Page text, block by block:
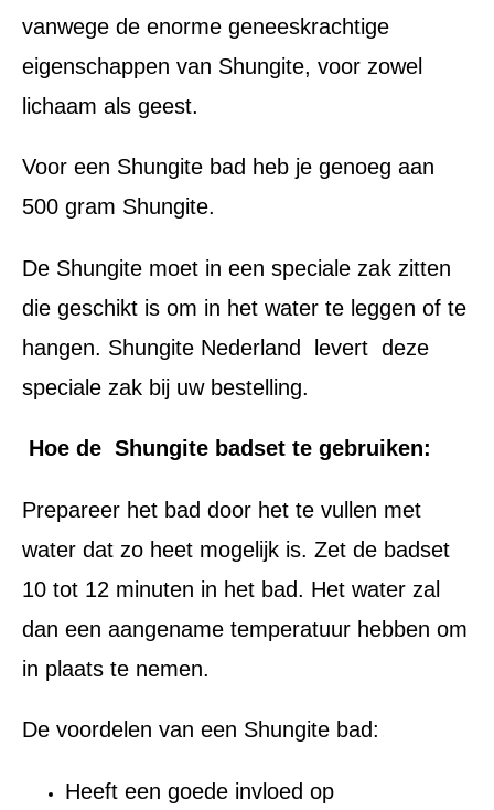
vanwege de enorme geneeskrachtige
eigenschappen van Shungite, voor zowel
lichaam als geest.
Voor een Shungite bad heb je genoeg aan
500 gram Shungite.
De Shungite moet in een speciale zak zitten
die geschikt is om in het water te leggen of te
hangen. Shungite Nederland levert deze
speciale zak bij uw bestelling.
Hoe de Shungite badset te gebruiken:
Prepareer het bad door het te vullen met
water dat zo heet mogelijk is. Zet de badset
10 tot 12 minuten in het bad. Het water zal
dan een aangename temperatuur hebben om
in plaats te nemen.
De voordelen van een Shungite bad:
Heeft een goede invloed op